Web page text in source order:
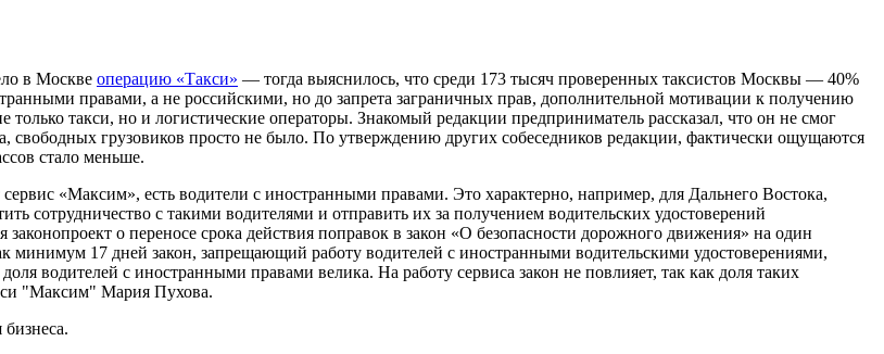
в Москве операцию «Такси» — тогда выяснилось, что среди 173 тысяч проверенных таксистов Москвы — 40%
правами, а не российскими, но до запрета заграничных прав, дополнительной мотивации к получению
такси, но и логистические операторы. Знакомый редакции предприниматель рассказал, что он не смог
свободных грузовиков просто не было. По утверждению других собеседников редакции, фактически ощущаются
стало меньше.
«Максим», есть водители с иностранными правами. Это характерно, например, для Дальнего Востока,
сотрудничество с такими водителями и отправить их за получением водительских удостоверений
законопроект о переносе срока действия поправок в закон «О безопасности дорожного движения» на один
минимум 17 дней закон, запрещающий работу водителей с иностранными водительскими удостоверениями,
водителей с иностранными правами велика. На работу сервиса закон не повлияет, так как доля таких
"Максим" Мария Пухова.